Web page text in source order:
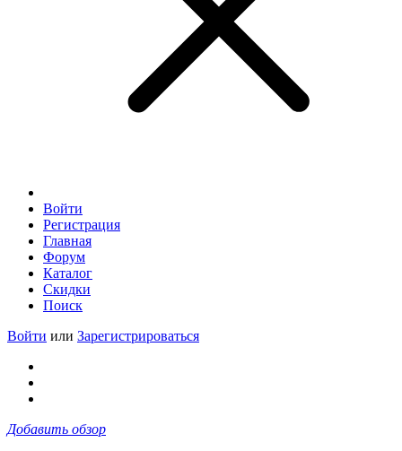
Войти
Регистрация
Главная
Форум
Каталог
Скидки
Поиск
Войти или Зарегистрироваться
Добавить обзор